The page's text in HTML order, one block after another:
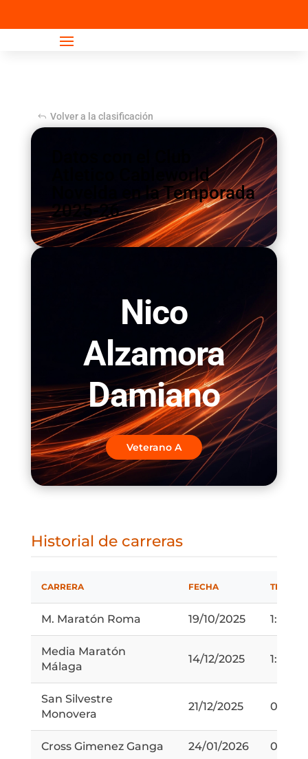
Volver a la clasificación
Atletico Cableworld
Novelda en la Temporada
2025-26
Nico
Alzamora
Damiano
Veterano A
Historial de carreras
CARRERA FECHA TIEMPO
M. Maratón Roma 19/10/2025 1:53:09
Media Maratón
Málaga
14/12/2025 1:41:31
San Silvestre
Monovera
21/12/2025
Cross Gimenez Ganga 24/01/2026